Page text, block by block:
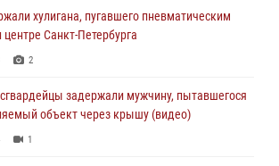
хулигана, пугавшего пневматическим
Санкт-Петербурга
2
задержали мужчину, пытавшегося
объект через крышу (видео)
1